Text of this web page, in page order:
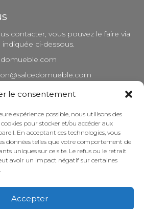
le consentement
expérience possible, nous utilisons des
pour stocker et/ou accéder aux
En acceptant ces technologies, vous
données telles que votre comportement de
uniques sur ce site. Le refus ou le retrait
avoir un impact négatif sur certaines
Accepter
contacter, vous pouvez le faire via
ci-dessous.
- Viana, Navarre (31230)
cookies